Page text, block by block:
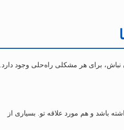
برای هر مشکلی راه‌حلی وجود دارد.
باشد و هم مورد علاقه تو. بسیاری از